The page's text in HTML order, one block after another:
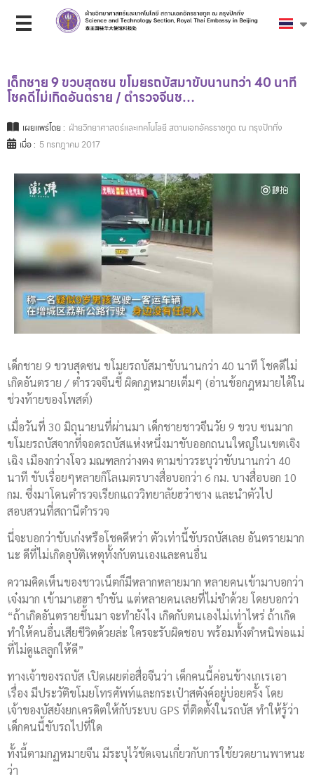
เด็กชาย 9 ขวบสุดซน ขโมยรถบัสมาขับนานกว่า 40 นาที
โชคดีไม่เกิดอันตราย / ตำรวจจีนช…
เผยแพร่โดย : ฝ่ายวิทยาศาสตร์และเทคโนโลยี สถานเอกอัครราชทูต ณ กรุงปักกิ่ง
เมื่อ : 5 กรกฎาคม 2017
เด็กชาย 9 ขวบสุดซน ขโมยรถบัสมาขับนานกว่า 40 นาที โชคดีไม่
เกิดอันตราย / ตำรวจจีนชี้ ผิดกฎหมายเต็มๆ (อ่านข้อกฎหมายได้ใน
ช่วงท้ายของโพสต์)
เมื่อวันที่ 30 มิถุนายนที่ผ่านมา เด็กชายชาวจีนวัย 9 ขวบ ซนมาก
ขโมยรถบัสจากที่จอดรถบัสแห่งหนึ่งมาขับออกถนนใหญ่ในเขตเจิง
เฉิง เมืองกว่างโจว มณฑลกว่างตง ตามข่าวระบุว่าขับนานกว่า 40
นาที ขับเรื่อยๆหลายกิโลเมตรบางสื่อบอกว่า 6 กม. บางสื่อบอก 10
กม. ซึ่งมาโดนตำรวจเรียกแถววิทยาลัยฮว๋าซาง และนำตัวไป
สอบสวนที่สถานีตำรวจ
นี่จะบอกว่าขับเก่งหรือโชคดีหว่า ตัวเท่านี้ขับรถบัสเลย อันตรายมาก
นะ ดีที่ไม่เกิดอุบัติเหตุทั้งกับตนเองและคนอื่น
ความคิดเห็นของชาวเน็ตก็มีหลากหลายมาก หลายคนเข้ามาบอกว่า
เจ๋งมาก เข้ามาเฮฮา ขำขัน แต่หลายคนเลยที่ไม่ขำด้วย โดยบอกว่า
“ถ้าเกิดอันตรายขึ้นมา จะทำยังไง เกิดกับตนเองไม่เท่าไหร่ ถ้าเกิด
ทำให้คนอื่นเสียชีวิตด้วยล่ะ ใครจะรับผิดชอบ พร้อมทั้งตำหนิพ่อแม่
ที่ไม่ดูแลลูกให้ดี”
ทางเจ้าของรถบัส เปิดเผยต่อสื่อจีนว่า เด็กคนนี้ค่อนข้างเกเรเอา
เรื่อง มีประวัติขโมยโทรศัพท์และกระเป๋าสตังค์อยู่บ่อยครั้ง โดย
เจ้าของบัสยังยกเครดิตให้กับระบบ GPS ที่ติดตั้งในรถบัส ทำให้รู้ว่า
เด็กคนนี้ขับรถไปที่ใด
ทั้งนี้ตามกฏหมายจีน มีระบุไว้ชัดเจนเกี่ยวกับการใช้ยวดยานพาหนะ
ว่า